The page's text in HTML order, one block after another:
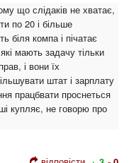
що слідаків не хватає,
по 20 і більше
біля компа і пічатає
мають задачу тільки
і вони їх
штат і зарплату
працбвати проснеться
купляє, не говорю про